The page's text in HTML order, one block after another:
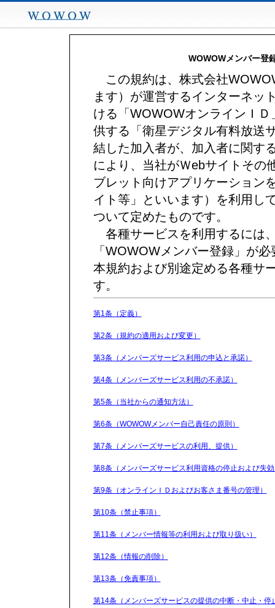
WOWOWメンバー登
この規約は、株式会社
ます）が運営するインターネッ
ける「WOWOWオンラインＩ
供する「衛星デジタル有料放送
結した加入者が、加入者に関す
により、当社がＷebサイトその
ブレット向けアプリケーション
イト等」といいます）を利用し
ついて定めたものです。
各種サービスを利用するには
「WOWOWメンバー登録」が
本規約および別途定める各種サ
す。
第1条（定義）
第2条（規約の適用および変更）
第3条（メンバーズサービス利用の申込と承諾）
第4条（メンバーズサービス利用の不承諾）
第5条（当社からの通知方法）
第6条（WOWOWメンバー自己責任の原則）
第7条（メンバーズサービスの利用、提供）
第8条（メンバーズサービス利用資格の停止および失
第9条（オンラインＩＤおよびお客さま番号の管理）
第10条（禁止事項）
第11条（メンバー情報等の利用および取り扱い）
第12条（情報の削除）
第13条（免責事項）
第14条（メンバーズサービスの提供の中断・中止・停